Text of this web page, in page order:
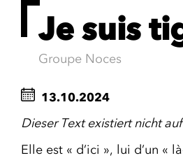
Je suis
Groupe Noces
13.10.2024
Dieser Text existiert nicht
Elle est « d’ici », lui d’un «